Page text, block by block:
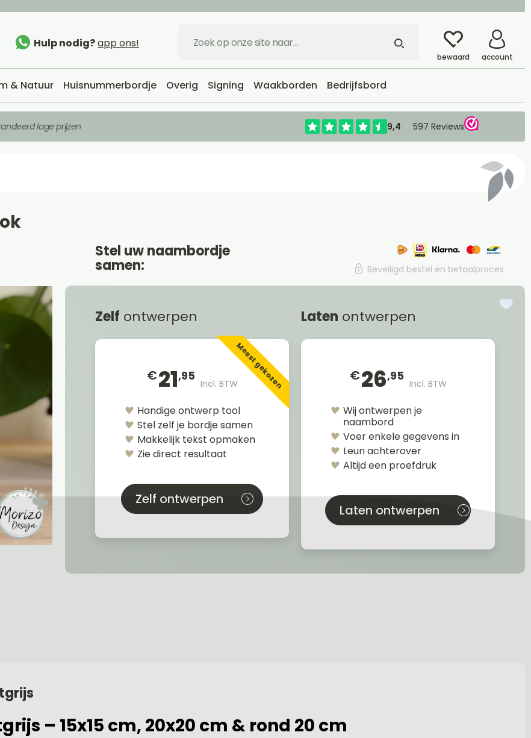
Hulp nodig?app ons!
bewaard account
& Natuur Huisnummerbordje Overig Signing Waakborden Bedrijfsbord
lage prijzen
Stel uw naambordje
samen: Beveiligd bestel en betaalproces
Zelf ontwerpen
€21,95
Incl. BTWMeest gekozen
Handige ontwerp tool
Stel zelf je bordje samen
Makkelijk tekst opmaken
Zie direct resultaat
Zelf ontwerpen
Laten ontwerpen
€26,95
Incl. BTW
Wij ontwerpen je
naambord
Voer enkele gegevens in
Leun achterover
Altijd een proefdruk
Laten ontwerpen
– 15x15 cm, 20x20 cm & rond 20 cm